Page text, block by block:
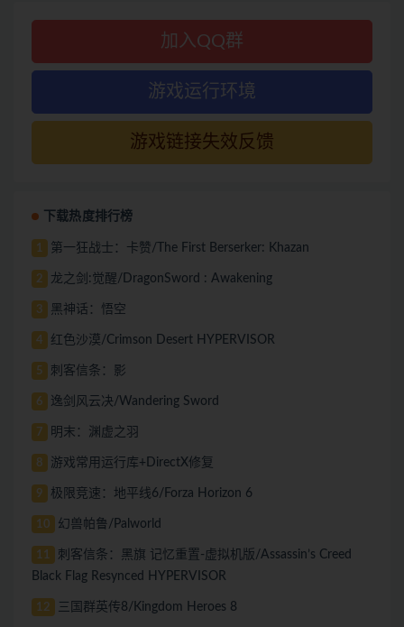
加入QQ群
游戏运行环境
游戏链接失效反馈
下载热度排行榜
1 第一狂战士：卡赞/The First Berserker: Khazan
2 龙之剑:觉醒/DragonSword : Awakening
3 黑神话：悟空
4 红色沙漠/Crimson Desert HYPERVISOR
5 刺客信条：影
6 逸剑风云决/Wandering Sword
7 明末：渊虚之羽
8 游戏常用运行库+DirectX修复
9 极限竞速：地平线6/Forza Horizon 6
10 幻兽帕鲁/Palworld
11
刺客信条：黑旗 记忆重置-虚拟机版/Assassin’s Creed
Black Flag Resynced HYPERVISOR
12 三国群英传8/Kingdom Heroes 8